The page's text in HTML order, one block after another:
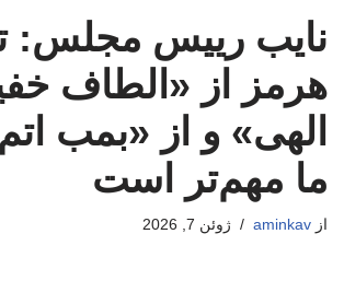
نایب رییس مجلس:
هرمز از «الطاف
الهی» و از «بمب
ما مهم‌تر است
از aminkav ژوئن 7, 2026